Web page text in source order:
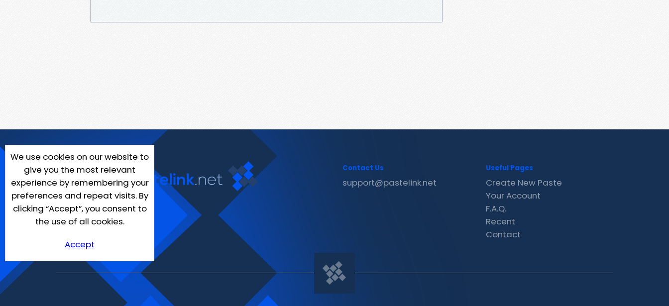
We use cookies on our website to
give you the most relevant
experience by remembering your
preferences and repeat visits. By
clicking “Accept”, you consent to
the use of all cookies.
Accept
Contact Us
support@pastelink.net
Useful Pages
Create New Paste
Your Account
F.A.Q.
Recent
Contact